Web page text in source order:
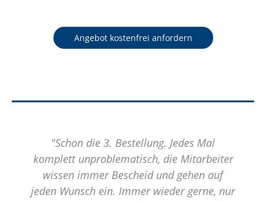
Angebot kostenfrei anfordern
"Schon die 3. Bestellung. Jedes Mal
komplett unproblematisch, die Mitarbeiter
wissen immer Bescheid und gehen auf
jeden Wunsch ein. Immer wieder gerne, nur